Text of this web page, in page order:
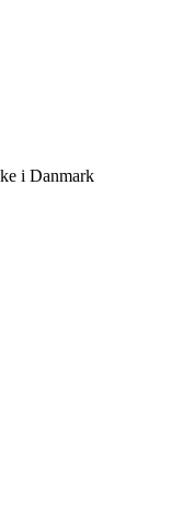
i Danmark